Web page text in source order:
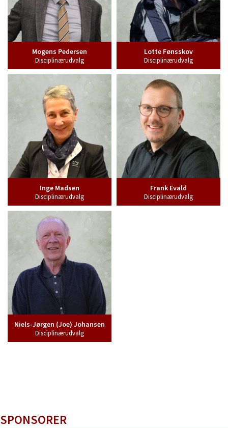
Mogens Pedersen
Disciplinærudvalg
Lotte Fønsskov
Disciplinærudvalg
Inge Madsen
Disciplinærudvalg
Frank Evald
Disciplinærudvalg
Niels-Jørgen (Joe) Johansen
Disciplinærudvalg
SPONSORER